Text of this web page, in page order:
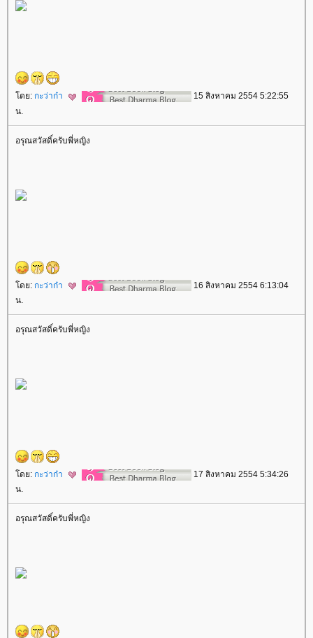
ดย: กะว่าก๋า
15 สิงหาคม 2554 5:22:55
น.
อรุณสวัสดิ์ครับพี่หญิง
ดย: กะว่าก๋า
16 สิงหาคม 2554 6:13:04
น.
อรุณสวัสดิ์ครับพี่หญิง
ดย: กะว่าก๋า
17 สิงหาคม 2554 5:34:26
น.
อรุณสวัสดิ์ครับพี่หญิง